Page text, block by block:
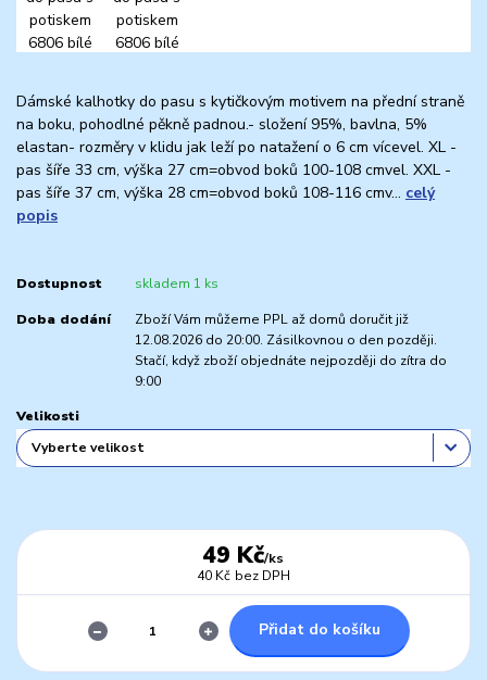
Dámské kalhotky do pasu s kytičkovým motivem na přední straně
na boku, pohodlné pěkně padnou.- složení 95%, bavlna, 5%
elastan- rozměry v klidu jak leží po natažení o 6 cm vícevel. XL -
pas šíře 33 cm, výška 27 cm=obvod boků 100-108 cmvel. XXL -
pas šíře 37 cm, výška 28 cm=obvod boků 108-116 cmv... celý
popis
Dostupnost skladem 1 ks
Doba dodání
Zboží Vám můžeme PPL až domů doručit již
12.08.2026 do 20:00. Zásilkovnou o den později.
Stačí, když zboží objednáte nejpozději do zítra do
9:00
Velikosti
49 Kč/ks
40 Kč bez DPH
Přidat do košíku